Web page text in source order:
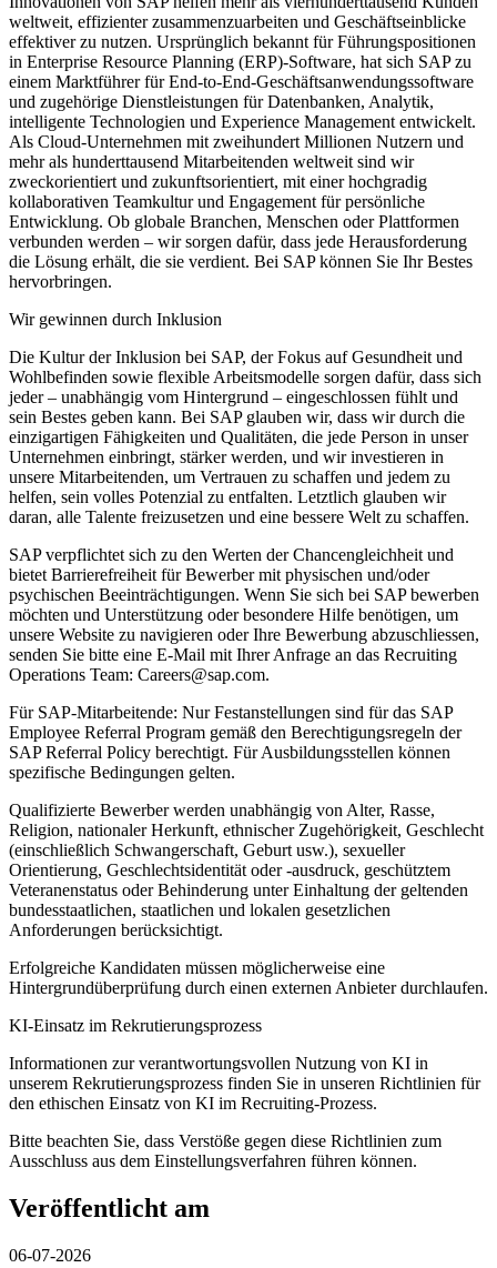
weltweit, effizienter zusammenzuarbeiten und Geschäftseinblicke
effektiver zu nutzen. Ursprünglich bekannt für Führungspositionen
in Enterprise Resource Planning (ERP)-Software, hat sich SAP zu
einem Marktführer für End-to-End-Geschäftsanwendungssoftware
und zugehörige Dienstleistungen für Datenbanken, Analytik,
intelligente Technologien und Experience Management entwickelt.
Als Cloud-Unternehmen mit zweihundert Millionen Nutzern und
mehr als hunderttausend Mitarbeitenden weltweit sind wir
zweckorientiert und zukunftsorientiert, mit einer hochgradig
kollaborativen Teamkultur und Engagement für persönliche
Entwicklung. Ob globale Branchen, Menschen oder Plattformen
verbunden werden – wir sorgen dafür, dass jede Herausforderung
die Lösung erhält, die sie verdient. Bei SAP können Sie Ihr Bestes
hervorbringen.
Wir gewinnen durch Inklusion
Die Kultur der Inklusion bei SAP, der Fokus auf Gesundheit und
Wohlbefinden sowie flexible Arbeitsmodelle sorgen dafür, dass sich
jeder – unabhängig vom Hintergrund – eingeschlossen fühlt und
sein Bestes geben kann. Bei SAP glauben wir, dass wir durch die
einzigartigen Fähigkeiten und Qualitäten, die jede Person in unser
Unternehmen einbringt, stärker werden, und wir investieren in
unsere Mitarbeitenden, um Vertrauen zu schaffen und jedem zu
helfen, sein volles Potenzial zu entfalten. Letztlich glauben wir
daran, alle Talente freizusetzen und eine bessere Welt zu schaffen.
SAP verpflichtet sich zu den Werten der Chancengleichheit und
bietet Barrierefreiheit für Bewerber mit physischen und/oder
psychischen Beeinträchtigungen. Wenn Sie sich bei SAP bewerben
möchten und Unterstützung oder besondere Hilfe benötigen, um
unsere Website zu navigieren oder Ihre Bewerbung abzuschliessen,
senden Sie bitte eine E-Mail mit Ihrer Anfrage an das Recruiting
Operations Team: Careers@sap.com.
Für SAP-Mitarbeitende: Nur Festanstellungen sind für das SAP
Employee Referral Program gemäß den Berechtigungsregeln der
SAP Referral Policy berechtigt. Für Ausbildungsstellen können
spezifische Bedingungen gelten.
Qualifizierte Bewerber werden unabhängig von Alter, Rasse,
Religion, nationaler Herkunft, ethnischer Zugehörigkeit, Geschlecht
(einschließlich Schwangerschaft, Geburt usw.), sexueller
Orientierung, Geschlechtsidentität oder -ausdruck, geschütztem
Veteranenstatus oder Behinderung unter Einhaltung der geltenden
bundesstaatlichen, staatlichen und lokalen gesetzlichen
Anforderungen berücksichtigt.
Erfolgreiche Kandidaten müssen möglicherweise eine
Hintergrundüberprüfung durch einen externen Anbieter durchlaufen.
KI-Einsatz im Rekrutierungsprozess
Informationen zur verantwortungsvollen Nutzung von KI in
unserem Rekrutierungsprozess finden Sie in unseren Richtlinien für
den ethischen Einsatz von KI im Recruiting-Prozess.
Bitte beachten Sie, dass Verstöße gegen diese Richtlinien zum
Ausschluss aus dem Einstellungsverfahren führen können.
Veröffentlicht am
06-07-2026